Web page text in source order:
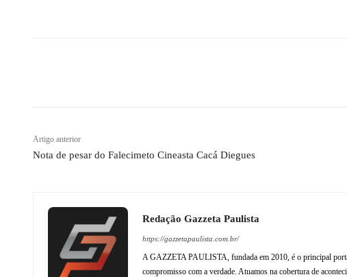
Artigo anterior
Nota de pesar do Falecimeto Cineasta Cacá Diegues
Redação Gazzeta Paulista
https://gazzetapaulista.com.br/
A GAZZETA PAULISTA, fundada em 2010, é o principal
compromisso com a verdade. Atuamos na cobertura de